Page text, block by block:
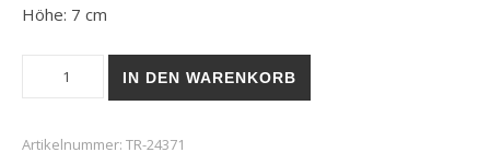
Höhe: 7 cm
Futterautomat TX1 Menge
IN DEN WARENKORB
Artikelnummer: TR-24371